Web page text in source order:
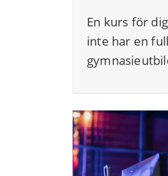
En kurs för
inte har en